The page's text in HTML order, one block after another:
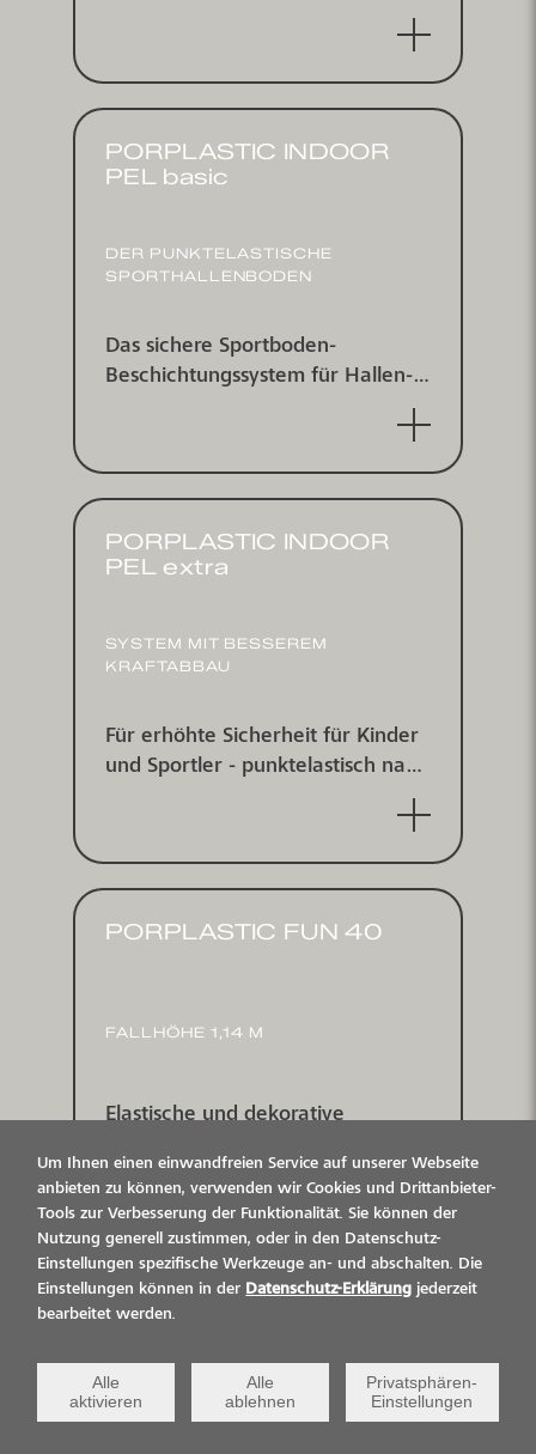
PORPLASTIC INDOOR
PEL basic
DER PUNKTELASTISCHE
SPORTHALLENBODEN
Das sichere Sport­boden-
Beschichtungs­system für Hallen­
IHF zertifiziert.
PORPLASTIC INDOOR
PEL extra
SYSTEM MIT BESSEREM
KRAFTABBAU
Für erhöhte Sicherheit für Kinder
und Sportler - punktelastisch nach
PORPLASTIC FUN 40
FALLHÖHE 1,14 M
Elastische und dekorative
PORPLASTIC FUN 60
FALLHÖHE BIS 1,54 M
Um Ihnen einen einwandfreien Service auf unserer Webseite
anbieten zu können, verwenden wir Cookies und Drittanbieter-
Tools zur Verbesserung der Funktionalität. Sie können der
Nutzung generell zustimmen, oder in den Datenschutz-
Einstellungen spezifische Werkzeuge an- und abschalten. Die
Einstellungen können in der Datenschutz-Erklärung jederzeit
bearbeitet werden.
Alle
aktivieren
Alle
ablehnen
Privatsphären-
Einstellungen